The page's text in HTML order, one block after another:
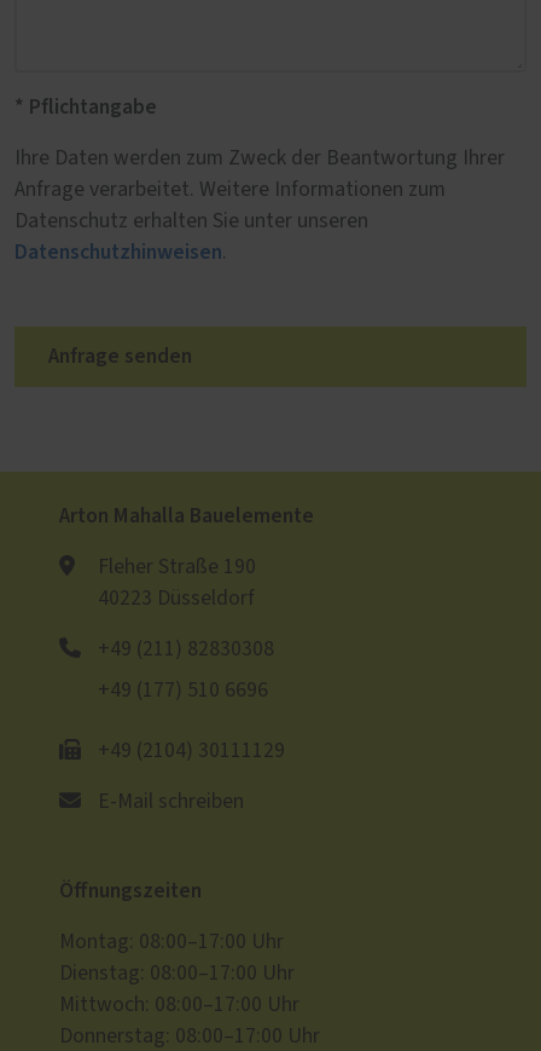
* Pflichtangabe
Ihre Daten werden zum Zweck der Beantwortung Ihrer
Anfrage verarbeitet. Weitere Informationen zum
Datenschutz erhalten Sie unter unseren
Datenschutzhinweisen.
Anfrage senden
Arton Mahalla Bauelemente
Fleher Straße 190
40223 Düsseldorf
+49 (211) 82830308
+49 (177) 510 6696
+49 (2104) 30111129
E-Mail schreiben
Öffnungszeiten
Montag: 08:00–17:00 Uhr
Dienstag: 08:00–17:00 Uhr
Mittwoch: 08:00–17:00 Uhr
Donnerstag: 08:00–17:00 Uhr